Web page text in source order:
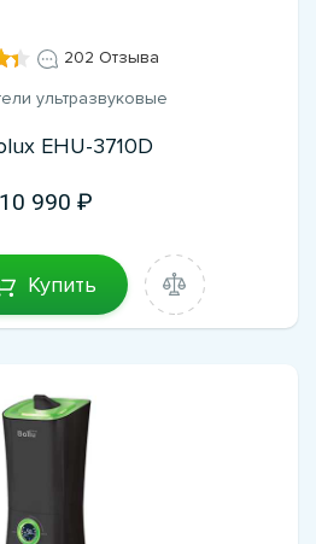
202 Отзыва
ультразвуковые
EHU-3710D
10 990
Купить